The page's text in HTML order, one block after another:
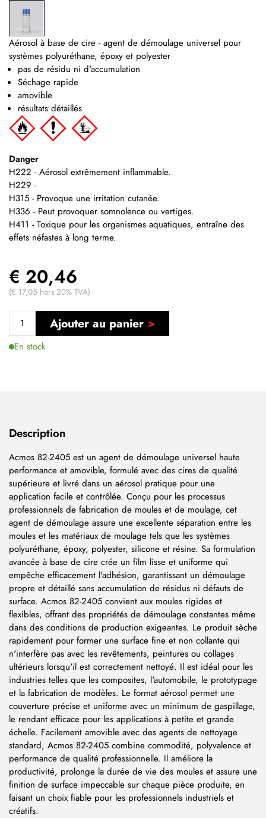
Aérosol à base de cire - agent de démoulage universel pour
systèmes polyuréthane, époxy et polyester
pas de résidu ni d'accumulation
Séchage rapide
amovible
résultats détaillés
Danger
H222 - Aérosol extrêmement inflammable.
H229 -
H315 - Provoque une irritation cutanée.
H336 - Peut provoquer somnolence ou vertiges.
H411 - Toxique pour les organismes aquatiques, entraîne des
effets néfastes à long terme.
€ 20,46
(€ 17,05 hors 20% TVA)
Ajouter au panier
En stock
Description
Acmos 82-2405 est un agent de démoulage universel haute
performance et amovible, formulé avec des cires de qualité
supérieure et livré dans un aérosol pratique pour une
application facile et contrôlée. Conçu pour les processus
professionnels de fabrication de moules et de moulage, cet
agent de démoulage assure une excellente séparation entre les
moules et les matériaux de moulage tels que les systèmes
polyuréthane, époxy, polyester, silicone et résine. Sa formulation
avancée à base de cire crée un film lisse et uniforme qui
empêche efficacement l'adhésion, garantissant un démoulage
propre et détaillé sans accumulation de résidus ni défauts de
surface. Acmos 82-2405 convient aux moules rigides et
flexibles, offrant des propriétés de démoulage constantes même
dans des conditions de production exigeantes. Le produit sèche
rapidement pour former une surface fine et non collante qui
n'interfère pas avec les revêtements, peintures ou collages
ultérieurs lorsqu'il est correctement nettoyé. Il est idéal pour les
industries telles que les composites, l'automobile, le prototypage
et la fabrication de modèles. Le format aérosol permet une
couverture précise et uniforme avec un minimum de gaspillage,
le rendant efficace pour les applications à petite et grande
échelle. Facilement amovible avec des agents de nettoyage
standard, Acmos 82-2405 combine commodité, polyvalence et
performance de qualité professionnelle. Il améliore la
productivité, prolonge la durée de vie des moules et assure une
finition de surface impeccable sur chaque pièce produite, en
faisant un choix fiable pour les professionnels industriels et
créatifs.